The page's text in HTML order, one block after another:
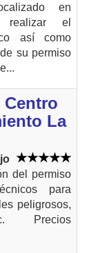
en
realizar el
así como
su permiso
Centro
La
del permiso
para
peligrosos,
Precios